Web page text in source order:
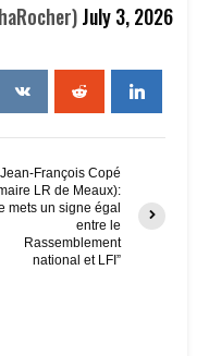
July 3, 2026
Jean-François Copé
LR de Meaux):
mets un signe égal
entre le
Rassemblement
national et LFI”